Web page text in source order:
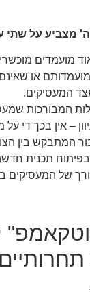
מצביע על שתי
מועמדים
או
המעסיקים.
המבורכות
– אין בכך די
המתבקש בין
תכנית
של המעסיקים